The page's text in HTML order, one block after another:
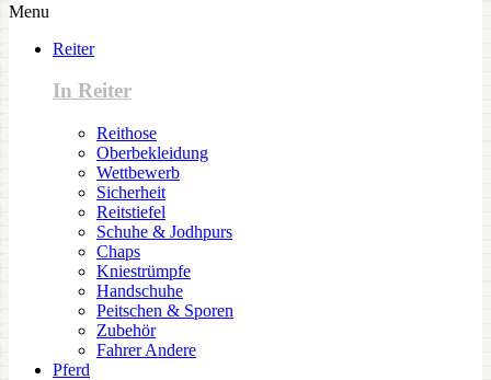
Menu
Reiter
In Reiter
Reithose
Oberbekleidung
Wettbewerb
Sicherheit
Reitstiefel
Schuhe & Jodhpurs
Chaps
Kniestrümpfe
Handschuhe
Peitschen & Sporen
Zubehör
Fahrer Andere
Pferd